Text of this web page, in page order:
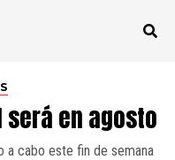
será en agosto
a cabo este fin de semana